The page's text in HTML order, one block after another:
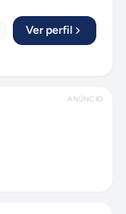
Ver perfil
ANÚNCIO